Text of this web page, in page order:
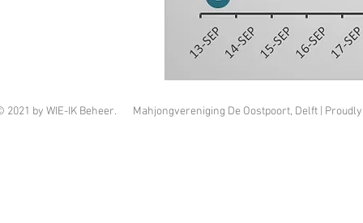
2021 by WIE-IK Beheer. Mahjongvereniging De Oostpoort, Delft |